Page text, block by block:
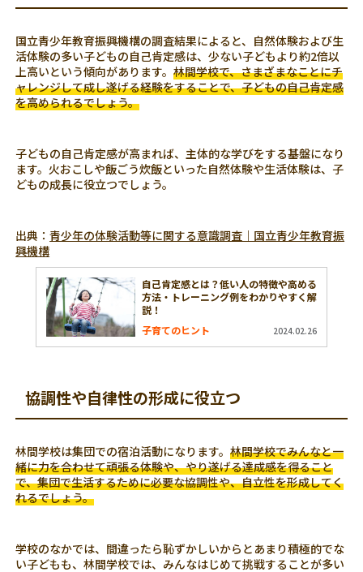
国立青少年教育振興機構の調査結果によると、自然体験および生
活体験の多い子どもの自己肯定感は、少ない子どもより約2倍以
上高いという傾向があります。林間学校で、さまざまなことにチ
ャレンジして成し遂げる経験をすることで、子どもの自己肯定感
を高められるでしょう。
子どもの自己肯定感が高まれば、主体的な学びをする基盤になり
ます。火おこしや飯ごう炊飯といった自然体験や生活体験は、子
どもの成長に役立つでしょう。
出典：青少年の体験活動等に関する意識調査｜国立青少年教育振
興機構
自己肯定感とは？低い人の特徴や高める
方法・トレーニング例をわかりやすく解
説！
子育てのヒント
2024.02.26
協調性や自律性の形成に役立つ
林間学校は集団での宿泊活動になります。林間学校でみんなと一
緒に力を合わせて頑張る体験や、やり遂げる達成感を得ること
で、集団で生活するために必要な協調性や、自立性を形成してく
れるでしょう。
学校のなかでは、間違ったら恥ずかしいからとあまり積極的でな
い子どもも、林間学校では、みんなはじめて挑戦することが多い